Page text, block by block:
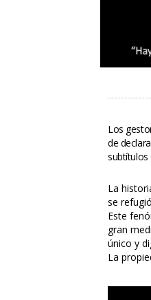
Los
de
ubtítulos
La
e refugió
Este
gran
único y
La